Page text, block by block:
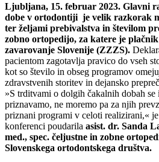
Ljubljana, 15. februar 2023. Glavni
dobe v ortodontiji je velik razkorak
ter željami prebivalstva in številom
zobno ortopedijo, za katere je
zavarovanje Slovenije (ZZZS).
pacientom zagotavlja pravico do vseh
kot so število in obseg programov
zdravstvenih storitev in dejansko
»S trditvami o dolgih čakalnih dobah
priznavamo, ne moremo pa za njih
priznani programi v celoti realizirani,«
konferenci poudarila asist. dr. Sanda
med., spec. čeljustne in zobne
Slovenskega ortodontskega društva.